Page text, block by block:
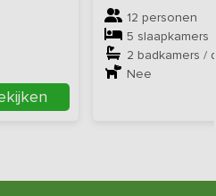
12 personen
5 slaapkamers
2 badkamers /
Nee